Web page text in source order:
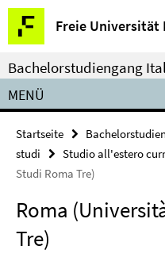
Springe
direkt
zu
Inhalt
Freie Universität
Service-
Navigation
Bachelorstudiengang
MENÜ
Startseite
studi
Studio all'estero
Studi Roma Tre)
Roma
Tre)